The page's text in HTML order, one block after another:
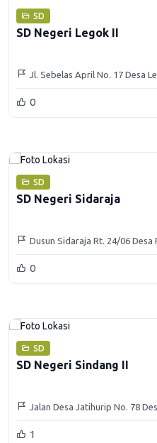
SD
SD Negeri Legok II
Jl. Sebelas April No. 17 Desa
Kabupaten Sumedang
0
SD
SD Negeri Sidaraja
Dusun Sidaraja Rt. 24/06 Desa
Kabupaten Sumedang
0
SD
SD Negeri Sindang II
Jalan Desa Jatihurip No. 78
Utara
1